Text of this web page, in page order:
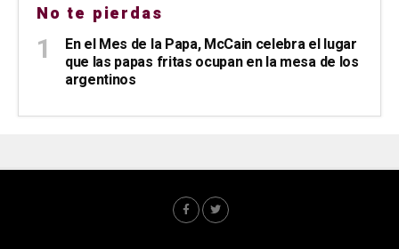
No te pierdas
En el Mes de la Papa, McCain celebra el lugar
que las papas fritas ocupan en la mesa de los
argentinos